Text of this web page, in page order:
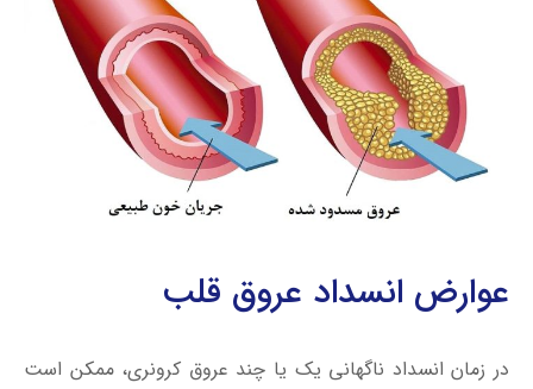
عوارض انسداد عروق قلب
در زمان انسداد ناگهانی یک یا چند عروق کرونری، ممکن است